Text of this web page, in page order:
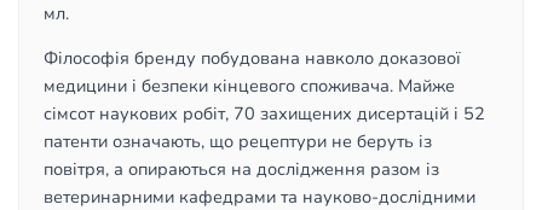
мл.
Філософія бренду побудована навколо доказової
медицини і безпеки кінцевого споживача. Майже
сімсот наукових робіт, 70 захищених дисертацій і 52
патенти означають, що рецептури не беруть із
повітря, а опираються на дослідження разом із
ветеринарними кафедрами та науково-дослідними